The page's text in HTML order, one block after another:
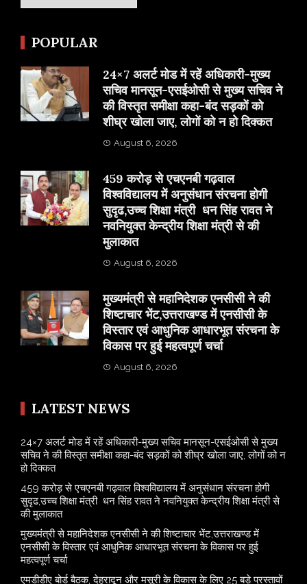
POPULAR
24×7 अलर्ट मोड में रहें अधिकारी-मुख्य
सचिव मानसून-एसईओसी से मुख्य सचिव ने
की विस्तृत समीक्षा कहा-बंद सड़कों को
शीघ्र खोला जाए, लोगों को न हो दिक्कत
August 6, 2026
459 करोड़ से एचएनबी गढ़वाल
विश्वविद्यालय में अनुसंधान संरचना होगी
सुदृढ,उच्च शिक्षा मंत्री धन सिंह रावत ने
नवनियुक्त केन्द्रीय शिक्षा मंत्री से की
मुलाकात
August 6, 2026
मुख्यमंत्री से महानिदेशक एनसीसी ने की
शिष्टाचार भेंट,उत्तराखण्ड में एनसीसी के
विस्तार एवं आधुनिक आधारभूत संरचना के
विकास पर हुई महत्वपूर्ण चर्चा
August 6, 2026
LATEST NEWS
24×7 अलर्ट मोड में रहें अधिकारी-मुख्य सचिव मानसून-एसईओसी से मुख्य
सचिव ने की विस्तृत समीक्षा कहा-बंद सड़कों को शीघ्र खोला जाए, लोगों को न
हो दिक्कत
459 करोड़ से एचएनबी गढ़वाल विश्वविद्यालय में अनुसंधान संरचना होगी
सुदृढ,उच्च शिक्षा मंत्री धन सिंह रावत ने नवनियुक्त केन्द्रीय शिक्षा मंत्री से
की मुलाकात
मुख्यमंत्री से महानिदेशक एनसीसी ने की शिष्टाचार भेंट,उत्तराखण्ड में
एनसीसी के विस्तार एवं आधुनिक आधारभूत संरचना के विकास पर हुई
महत्वपूर्ण चर्चा
एमडीडीए बोर्ड बैठक, देहरादून और मसूरी के विकास के लिए 25 बड़े प्रस्तावों